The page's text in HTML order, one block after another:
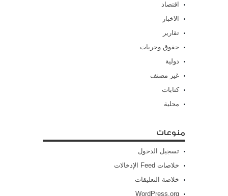
اقتصاد
الاخبار
تقارير
حقوق وحريات
دولية
غير مصنف
كتابات
محلية
منوعات
تسجيل الدخول
خلاصات Feed الإدخالات
خلاصة التعليقات
WordPress.org